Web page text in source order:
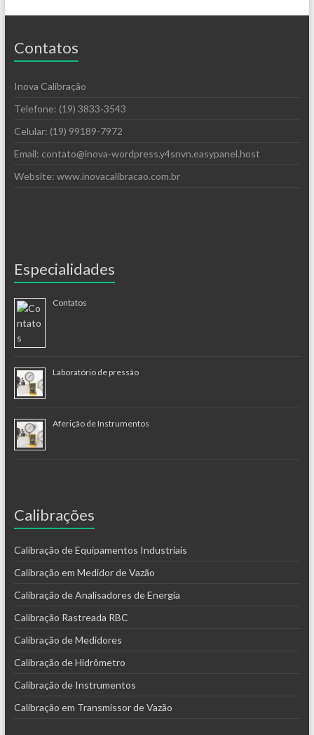
Contatos
Inova Calibração
Telefone: (19) 3833-3543
Celular: (19) 99189-7972
Email: contato@inova-wordpress.y4snvn.easypanel.host
Website: www.inovacalibracao.com.br
Especialidades
Contatos
Laboratório de pressão
Aferição de Instrumentos
Calibrações
Calibração de Equipamentos Industriais
Calibração em Medidor de Vazão
Calibração de Analisadores de Energia
Calibração Rastreada RBC
Calibração de Medidores
Calibração de Hidrômetro
Calibração de Instrumentos
Calibração em Transmissor de Vazão